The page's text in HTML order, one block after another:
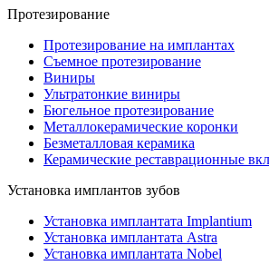
Протезирование
Протезирование на имплантах
Съемное протезирование
Виниры
Ультратонкие виниры
Бюгельное протезирование
Металлокерамические коронки
Безметалловая керамика
Керамические реставрационные
Установка имплантов зубов
Установка имплантата Implantium
Установка имплантата Astra
Установка имплантата Nobel